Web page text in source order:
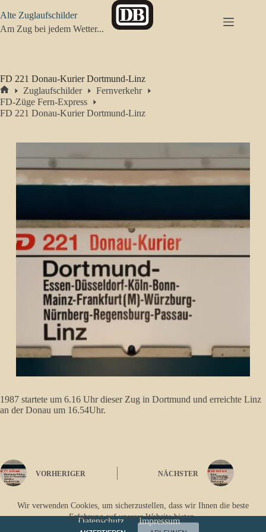
Inhalt
springen
Wir verwenden Cookies, um sicherzustellen, dass wir Ihnen die beste
Erfahrung auf unserer Website bieten.
Alte Zuglaufschilder
Am Zug bei jedem Wetter...
FD 221 Donau-Kurier Dortmund-Linz
Start
Zuglaufschilder
Fernverkehr
FD-Züge Fern-Express
FD 221 Donau-Kurier Dortmund-Linz
1987 startete um 6.16 Uhr dieser Zug in Dortmund und erreichte Linz
an der Donau um 16.54Uhr.
VORHERIGER NÄCHSTER
Datenschutz Impressum